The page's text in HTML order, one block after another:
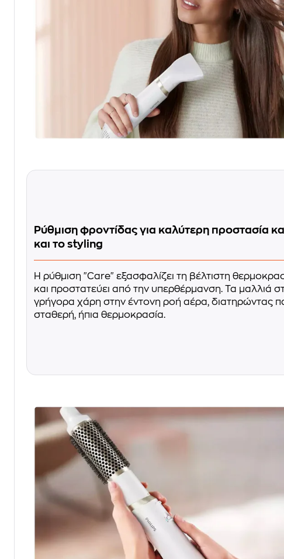
Ρύθμιση φροντίδας για καλύτερη προστασία
και το styling
Η ρύθμιση "Care" εξασφαλίζει τη βέλτιστη
και προστατεύει από την υπερθέρμανση. Τα μαλλιά
γρήγορα χάρη στην έντονη ροή αέρα, διατηρώντας
σταθερή, ήπια θερμοκρασία.